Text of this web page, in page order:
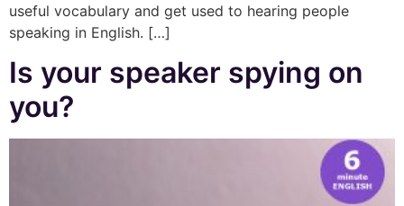
useful vocabulary and get used to hearing people
speaking in English. […]
Is your speaker spying on
you?